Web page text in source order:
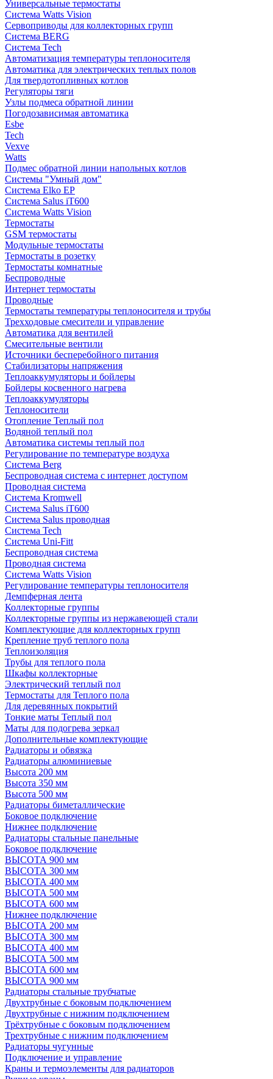
Универсальные термостаты
Система Watts Vision
Сервоприводы для коллекторных групп
Система BERG
Система Tech
Автоматизация температуры теплоносителя
Автоматика для электрических теплых полов
Для твердотопливных котлов
Регуляторы тяги
Узлы подмеса обратной линии
Погодозависимая автоматика
Esbe
Tech
Vexve
Watts
Подмес обратной линии напольных котлов
Системы "Умный дом"
Система Elko EP
Система Salus iT600
Система Watts Vision
Термостаты
GSM термостаты
Модульные термостаты
Термостаты в розетку
Термостаты комнатные
Беспроводные
Интернет термостаты
Проводные
Термостаты температуры теплоносителя и трубы
Трехходовые смесители и управление
Автоматика для вентилей
Смесительные вентили
Источники бесперебойного питания
Стабилизаторы напряжения
Теплоаккумуляторы и бойлеры
Бойлеры косвенного нагрева
Теплоаккумуляторы
Теплоносители
Отопление Теплый пол
Водяной теплый пол
Автоматика системы теплый пол
Регулирование по температуре воздуха
Система Berg
Беспроводная система с интернет доступом
Проводная система
Система Kromwell
Система Salus iT600
Система Salus проводная
Система Tech
Система Uni-Fitt
Беспроводная система
Проводная система
Система Watts Vision
Регулирование температуры теплоносителя
Демпферная лента
Коллекторные группы
Коллекторные группы из нержавеющей стали
Комплектующие для коллекторных групп
Крепление труб теплого пола
Теплоизоляция
Трубы для теплого пола
Шкафы коллекторные
Электрический теплый пол
Термостаты для Теплого пола
Для деревянных покрытий
Тонкие маты Теплый пол
Маты для подогрева зеркал
Дополнительные комплектующие
Радиаторы и обвязка
Радиаторы алюминиевые
Высота 200 мм
Высота 350 мм
Высота 500 мм
Радиаторы биметаллические
Боковое подключение
Нижнее подключение
Радиаторы стальные панельные
Боковое подключение
ВЫСОТА 900 мм
ВЫСОТА 300 мм
ВЫСОТА 400 мм
ВЫСОТА 500 мм
ВЫСОТА 600 мм
Нижнее подключение
ВЫСОТА 200 мм
ВЫСОТА 300 мм
ВЫСОТА 400 мм
ВЫСОТА 500 мм
ВЫСОТА 600 мм
ВЫСОТА 900 мм
Радиаторы стальные трубчатые
Двухтрубные с боковым подключением
Двухтрубные с нижним подключением
Трёхтрубные с боковым подключением
Трехтрубные с нижним подключением
Радиаторы чугунные
Подключение и управление
Краны и термоэлементы для радиаторов